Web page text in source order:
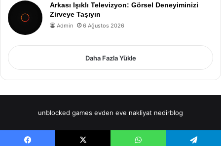
Arkası Işıklı Televizyon: Görsel Deneyiminizi
Zirveye Taşıyın
Admin 6 Ağustos 2026
Daha Fazla Yükle
unblocked games evden eve nakliyat nedirblog